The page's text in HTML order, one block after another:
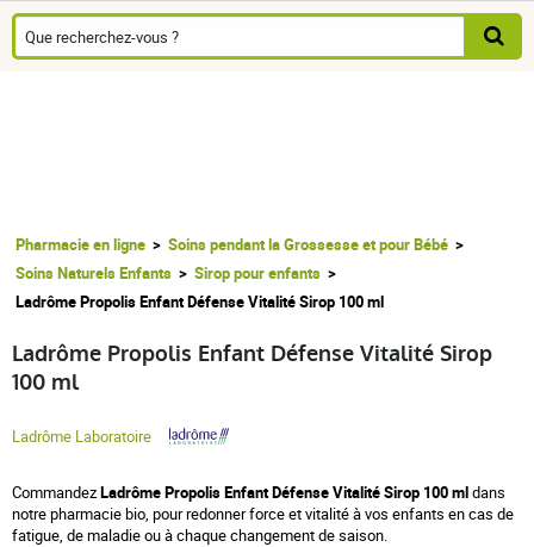
Pharmacie en ligne
Soins pendant la Grossesse et pour Bébé
Soins Naturels Enfants
Sirop pour enfants
Ladrôme Propolis Enfant Défense Vitalité Sirop 100 ml
Ladrôme Propolis Enfant Défense Vitalité Sirop
100 ml
Ladrôme Laboratoire
CommandezLadrôme Propolis Enfant Défense Vitalité Sirop 100 mldans
notre pharmacie bio, pour redonner force et vitalité à vos enfants en cas de
fatigue, de maladie ou à chaque changement de saison.